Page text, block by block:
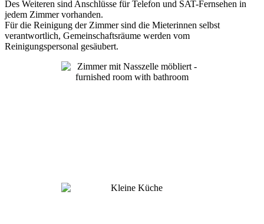
Des Weiteren sind Anschlüsse für Telefon und SAT-Fernsehen in
jedem Zimmer vorhanden.
Für die Reinigung der Zimmer sind die Mieterinnen selbst
verantwortlich, Gemeinschaftsräume werden vom
Reinigungspersonal gesäubert.